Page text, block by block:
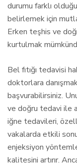
durumu farklı
belirlemek için
Erken teşhis ve
kurtulmak
Bel fıtığı tedavisi
doktorlara
başvurabilirsiniz.
ve doğru tedavi ile
iğne tedavileri,
vakalarda etkili
enjeksiyon
kalitesini artırır.